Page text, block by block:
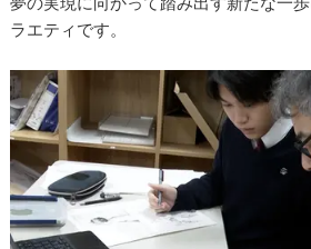
ラエティです。